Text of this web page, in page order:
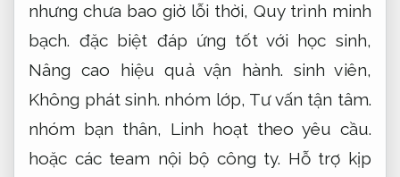
nhưng chưa bao giờ lỗi thời,Quy trình minh
bạch. đặc biệt đáp ứng tốt với học sinh,
Nâng cao hiệu quả vận hành. sinh viên,
Không phát sinh. nhóm lớp, Tư vấn tận tâm.
nhóm bạn thân, Linh hoạt theo yêu cầu.
hoặc các team nội bộ công ty. Hỗ trợ kịp